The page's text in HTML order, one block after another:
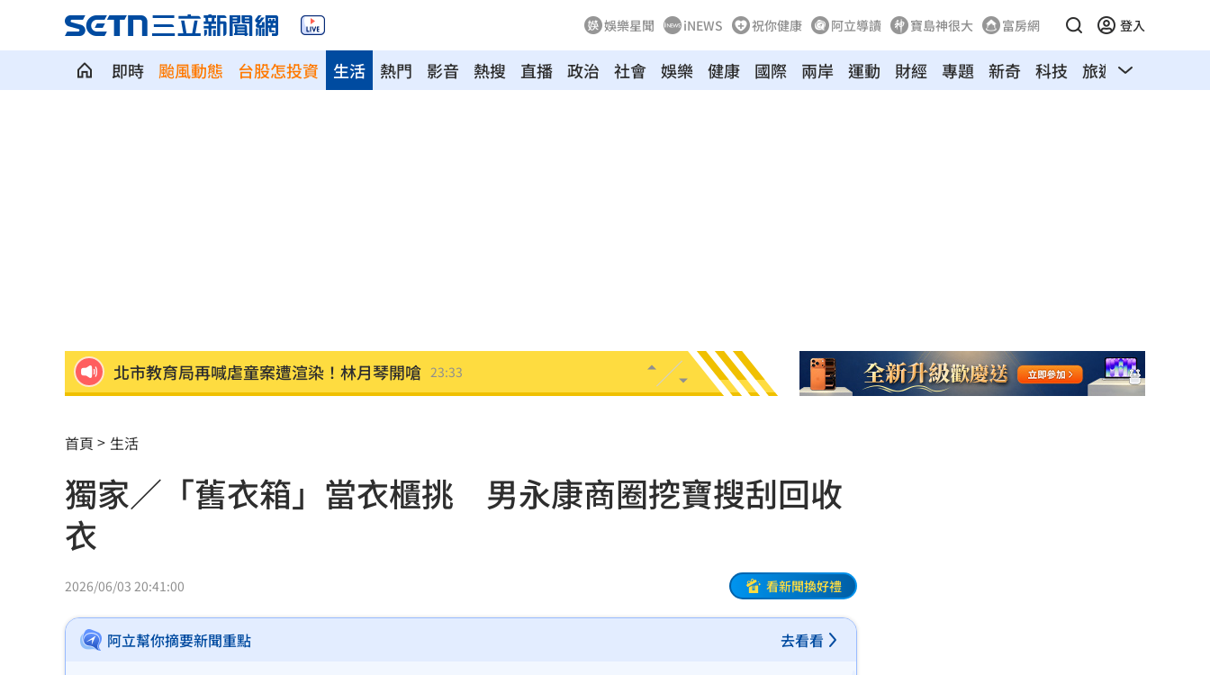
娛樂星聞 iNEWS 祝你健康 阿立導讀 寶島神很大 富房網 登入
即時 颱風動態 台股怎投資 熱門 影音 熱搜 直播 政治 社會 娛樂
生活 健康 國際 兩岸 運動 財經 專題 新奇 科技 旅遊 汽車
白海豚「一路搖擺」！週末各地風雨時程曝 23:26
橘貓「阿咪」離家百天 主人祭20萬元懸賞
跨縣市「送肉粽」碰音樂節！遊客正面迎煞 23:21
勝騎士7局失2分好投 兄弟本季澄清湖首勝
大盤回神誰最猛？18檔台股ETF失土收復 23:07
首頁 生活
獨家／「舊衣箱」當衣櫃挑 男永康商圈挖寶搜刮回收
衣
2026/06/03 20:41:00 看新聞換好禮
阿立幫你摘要新聞重點 去看看